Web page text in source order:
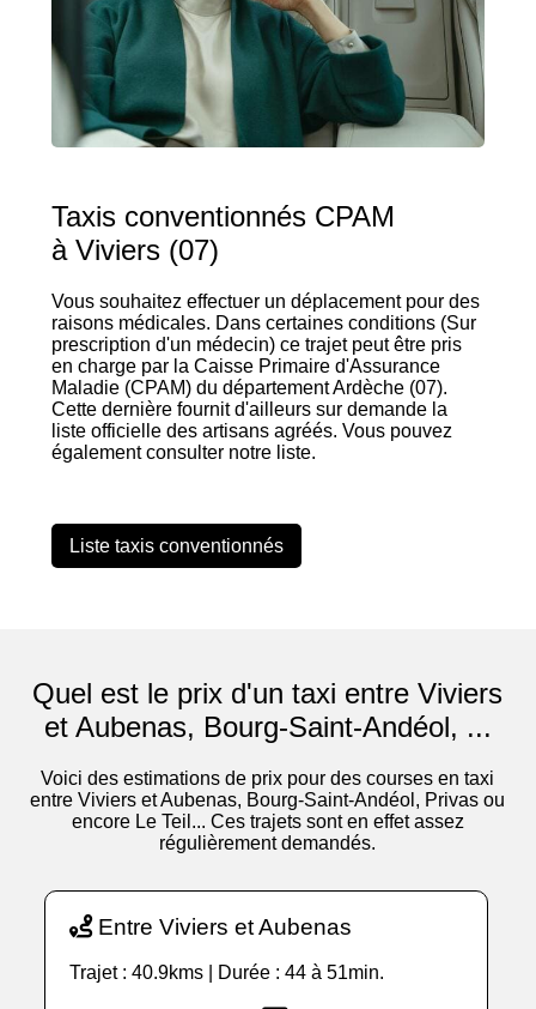
Taxis conventionnés CPAM
à Viviers (07)
Vous souhaitez effectuer un déplacement pour des
raisons médicales. Dans certaines conditions (Sur
prescription d'un médecin) ce trajet peut être pris
en charge par la Caisse Primaire d'Assurance
Maladie (CPAM) du département Ardèche (07).
Cette dernière fournit d'ailleurs sur demande la
liste officielle des artisans agréés. Vous pouvez
également consulter notre liste.
Liste taxis conventionnés
Quel est le prix d'un taxi entre Viviers
et Aubenas, Bourg-Saint-Andéol, ...
Voici des estimations de prix pour des courses en taxi
entre Viviers et Aubenas, Bourg-Saint-Andéol, Privas ou
encore Le Teil... Ces trajets sont en effet assez
régulièrement demandés.
Entre Viviers et Aubenas
Trajet : 40.9kms | Durée : 44 à 51min.